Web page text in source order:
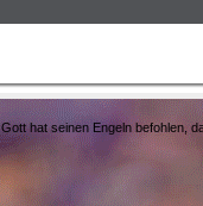
Gott hat seinen Engeln befohlen,